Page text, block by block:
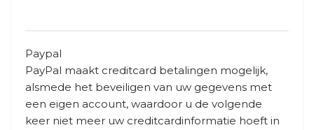
Paypal
PayPal maakt creditcard betalingen mogelijk,
alsmede het beveiligen van uw gegevens met
een eigen account, waardoor u de volgende
keer niet meer uw creditcardinformatie hoeft in